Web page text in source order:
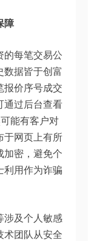
障
的每笔交易公
数据皆于创富
报价序号成交
通过后台查看
能有客户对
于网页上有所
加密，避免个
利用作为诈骗
涉及个人敏感
术团队从安全